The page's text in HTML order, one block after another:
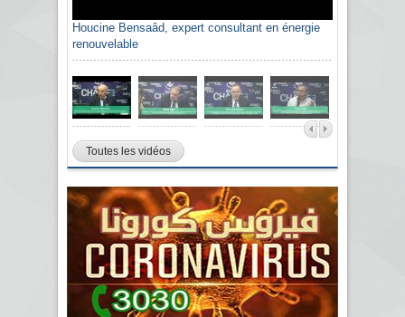
Houcine Bensaâd, expert consultant en énergie
renouvelable
Toutes les vidéos